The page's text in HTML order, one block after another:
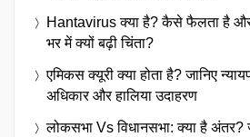
Hantavirus क्या है? कैसे फैलता है और
भर में क्यों बढ़ी चिंता?
एमिकस क्यूरी क्या होता है? जानिए
अधिकार और हालिया उदाहरण
लोकसभा Vs विधानसभा: क्या है अंतर?